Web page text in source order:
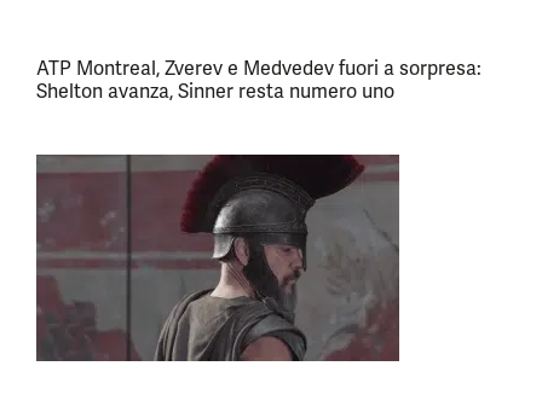
ATP Montreal, Zverev e Medvedev fuori a sorpresa:
Shelton avanza, Sinner resta numero uno